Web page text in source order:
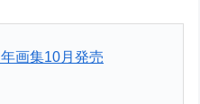
画集10月発売